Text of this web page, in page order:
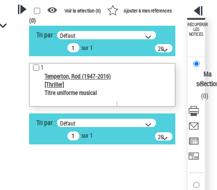
VOTRE RECHERCHE
Recherche avancée dans les
notices d’autorité
Œuvres liées à l'auteur :
Temperton, Rod (1947-2016)
Type de notice d'autorité
Type de notice d'autorité
Voir la sélection (0) Ajouter à mes références
(0)
Tri par : Défaut
sur 1
20
résultats/page
1
Temperton, Rod (1947-2016)
[Thriller]
Titre uniforme musical
Tri par : Défaut
sur 1
20
résultats/page
RÉCUPÉRER
LES
NOTICES
Ma
(0)